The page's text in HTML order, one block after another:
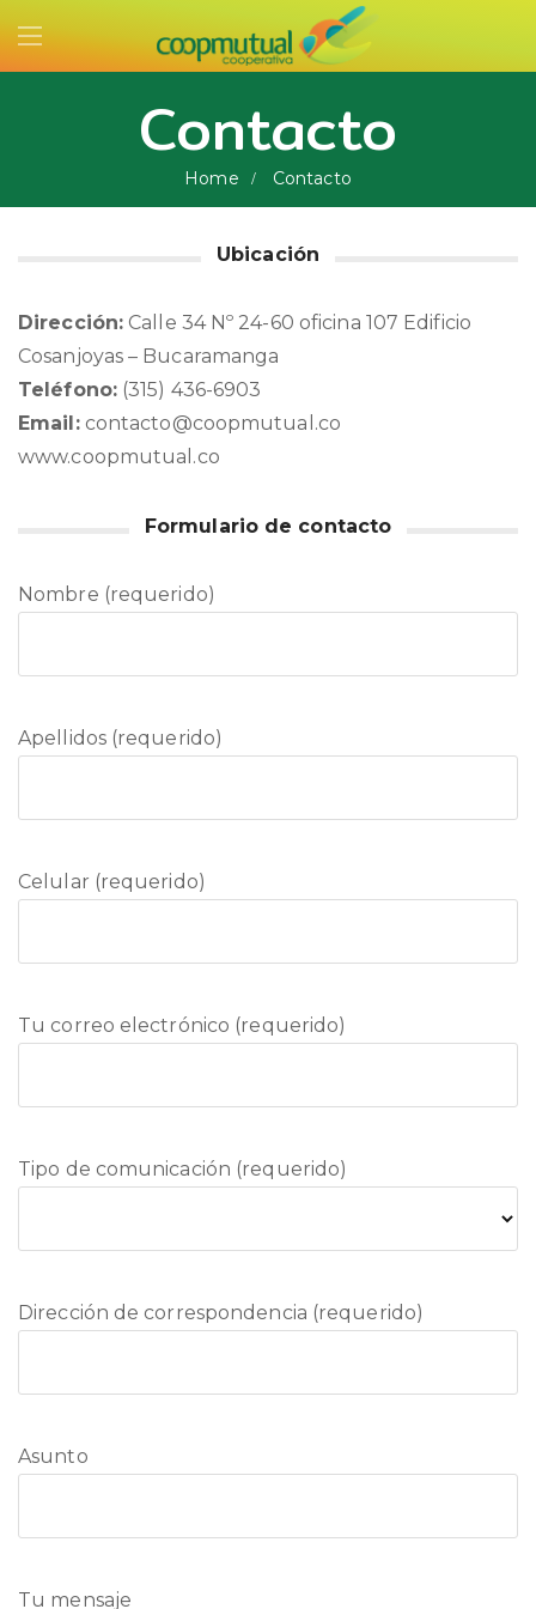
Contacto
Home Contacto
Ubicación
Dirección: Calle 34 Nº 24-60 oficina 107 Edificio
Cosanjoyas – Bucaramanga
Teléfono:(315) 436-6903
Email: contacto@coopmutual.co
www.coopmutual.co
Formulario de contacto
Nombre (requerido)
Apellidos (requerido)
Celular (requerido)
Tu correo electrónico (requerido)
Tipo de comunicación (requerido)
Dirección de correspondencia (requerido)
Asunto
Tu mensaje